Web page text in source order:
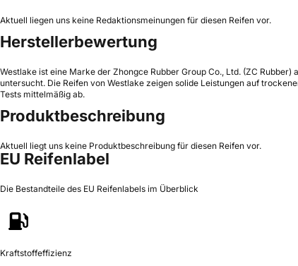
Aktuell liegen uns keine Redaktionsmeinungen für diesen Reifen vor.
Herstellerbewertung
Westlake ist eine Marke der Zhongce Rubber Group Co., Ltd. (ZC
untersucht. Die Reifen von Westlake zeigen solide Leistungen auf
Tests mittelmäßig ab.
Produktbeschreibung
Aktuell liegt uns keine Produktbeschreibung für diesen Reifen vor.
EU Reifenlabel
Die Bestandteile des EU Reifenlabels im Überblick
Kraftstoffeffizienz